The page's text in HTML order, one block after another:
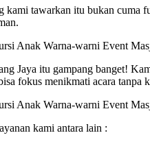
kami tawarkan itu bukan cuma
Jaya itu gampang banget!
fokus menikmati acara tanpa
kami antara lain :